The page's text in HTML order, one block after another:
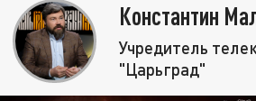
Константин
Учредитель
"Царьград"